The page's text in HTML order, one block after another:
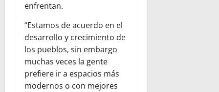
enfrentan.
“Estamos de acuerdo en el
desarrollo y crecimiento de
los pueblos, sin embargo
muchas veces la gente
prefiere ir a espacios más
modernos o con mejores